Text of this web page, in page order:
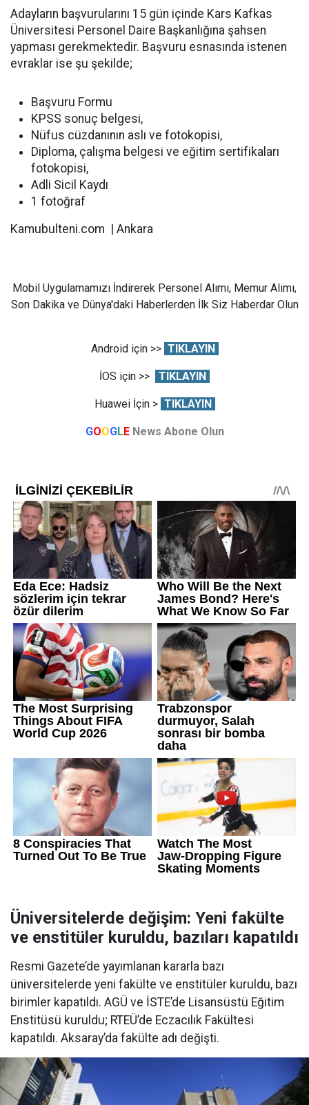
Adayların başvurularını 15 gün içinde Kars Kafkas
Üniversitesi Personel Daire Başkanlığına şahsen
yapması gerekmektedir. Başvuru esnasında istenen
evraklar ise şu şekilde;
Başvuru Formu
KPSS sonuç belgesi,
Nüfus cüzdanının aslı ve fotokopisi,
Diploma, çalışma belgesi ve eğitim sertifikaları
fotokopisi,
Adli Sicil Kaydı
1 fotoğraf
Kamubulteni.com | Ankara
Mobil Uygulamamızı İndirerek Personel Alımı, Memur Alımı,
Son Dakika ve Dünya'daki Haberlerden İlk Siz Haberdar Olun
Android için >> TIKLAYIN
İOS için >> TIKLAYIN
Huawei İçin > TIKLAYIN
GOOGLE News Abone Olun
Üniversitelerde değişim: Yeni fakülte
ve enstitüler kuruldu, bazıları kapatıldı
Resmi Gazete’de yayımlanan kararla bazı
üniversitelerde yeni fakülte ve enstitüler kuruldu, bazı
birimler kapatıldı. AGÜ ve İSTE’de Lisansüstü Eğitim
Enstitüsü kuruldu; RTEÜ’de Eczacılık Fakültesi
kapatıldı. Aksaray’da fakülte adı değişti.